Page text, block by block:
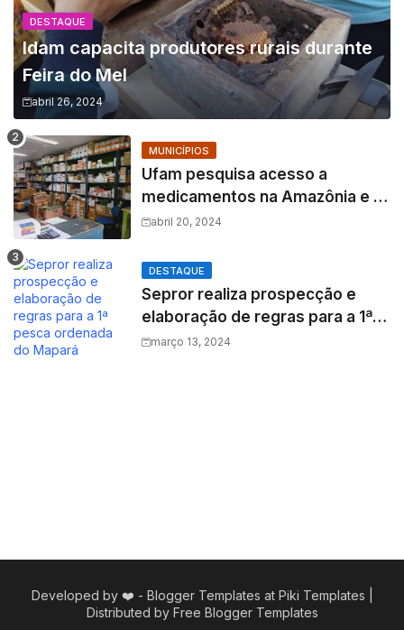
DESTAQUE
Idam capacita produtores rurais durante
Feira do Mel
abril 26, 2024
MUNICÍPIOS
Ufam pesquisa acesso a
medicamentos na Amazônia e o
fator amazônico sobre a
abril 20, 2024
DESTAQUE
Sepror realiza prospecção e
elaboração de regras para a 1ª
pesca ordenada do Mapará
março 13, 2024
Developed by ❤️ - Blogger Templates at Piki Templates |
Distributed by Free Blogger Templates